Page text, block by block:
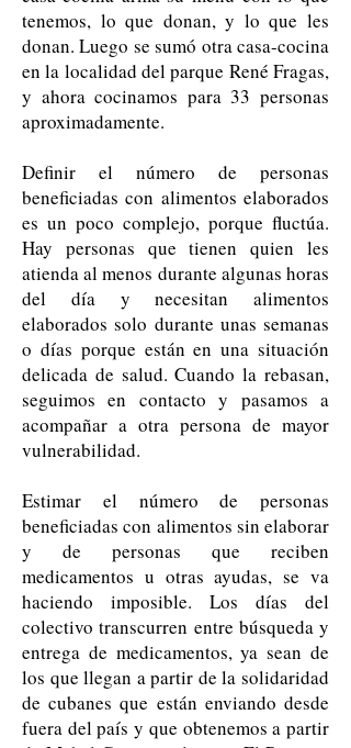
tenemos, lo que donan, y lo que les
donan. Luego se sumó otra casa-cocina
en la localidad del parque René Fragas,
y ahora cocinamos para 33 personas
aproximadamente.
Definir el número de personas
beneficiadas con alimentos elaborados
es un poco complejo, porque fluctúa.
Hay personas que tienen quien les
atienda al menos durante algunas horas
del día y necesitan alimentos
elaborados solo durante unas semanas
o días porque están en una situación
delicada de salud. Cuando la rebasan,
seguimos en contacto y pasamos a
acompañar a otra persona de mayor
vulnerabilidad.
Estimar el número de personas
beneficiadas con alimentos sin elaborar
y de personas que reciben
medicamentos u otras ayudas, se va
haciendo imposible. Los días del
colectivo transcurren entre búsqueda y
entrega de medicamentos, ya sean de
los que llegan a partir de la solidaridad
de cubanes que están enviando desde
fuera del país y que obtenemos a partir